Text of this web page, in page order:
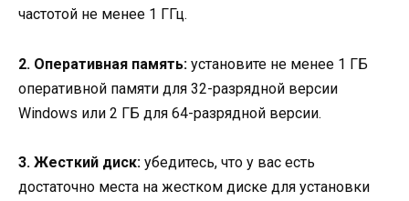
частотой не менее 1 ГГц.
2. Оперативная память: установите не менее 1 ГБ
оперативной памяти для 32-разрядной версии
Windows или 2 ГБ для 64-разрядной версии.
3. Жесткий диск: убедитесь, что у вас есть
достаточно места на жестком диске для установки